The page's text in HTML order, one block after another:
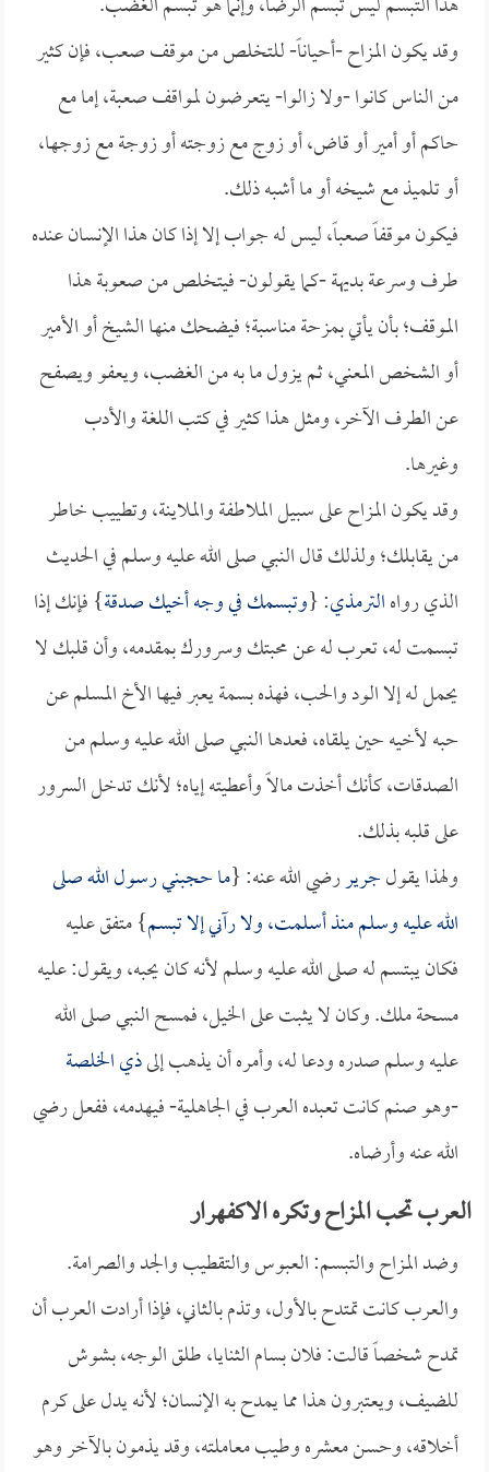
وقد يكون المزاح -أحياناً- للتخلص من موقف صعب، فإن كثير
من الناس كانوا -ولا زالوا- يتعرضون لمواقف صعبة، إما مع
حاكم أو أمير أو قاض، أو زوج مع زوجته أو زوجة مع زوجها،
أو تلميذ مع شيخه أو ما أشبه ذلك.
فيكون موقفاً صعباً، ليس له جواب إلا إذا كان هذا الإنسان عنده
طرف وسرعة بديهة -كما يقولون- فيتخلص من صعوبة هذا
الموقف؛ بأن يأتي بمزحة مناسبة؛ فيضحك منها الشيخ أو الأمير
أو الشخص المعني، ثم يزول ما به من الغضب، ويعفو ويصفح
عن الطرف الآخر، ومثل هذا كثير في كتب اللغة والأدب
وغيرها.
وقد يكون المزاح على سبيل الملاطفة والملاينة، وتطييب خاطر
من يقابلك؛ ولذلك قال النبي صلى الله عليه وسلم في الحديث
الذي رواهالترمذي: {وتبسمك في وجه أخيك صدقة} فإنك إذا
تبسمت له، تعرب له عن محبتك وسرورك بمقدمه، وأن قلبك لا
يحمل له إلا الود والحب، فهذه بسمة يعبر فيها الأخ المسلم عن
حبه لأخيه حين يلقاه، فعدها النبي صلى الله عليه وسلم من
الصدقات، كأنك أخذت مالاً وأعطيته إياه؛ لأنك تدخل السرور
على قلبه بذلك.
ولهذا يقولجريررضي الله عنه: {ما حجبني رسول الله صلى
الله عليه وسلم منذ أسلمت، ولا رآني إلا تبسم} متفق عليه
فكان يبتسم له صلى الله عليه وسلم لأنه كان يحبه، ويقول: عليه
مسحة ملك. وكان لا يثبت على الخيل، فمسح النبي صلى الله
عليه وسلم صدره ودعا له، وأمره أن يذهب إلىذي الخلصة
-وهو صنم كانت تعبده العرب في الجاهلية- فيهدمه، ففعل رضي
الله عنه وأرضاه.
العرب تحب المزاح وتكره الاكفهرار
وضد المزاح والتبسم: العبوس والتقطيب والجد والصرامة.
والعرب كانت تمتدح بالأول، وتذم بالثاني، فإذا أرادت العرب أن
تمدح شخصاً قالت: فلان بسام الثنايا، طلق الوجه، بشوش
للضيف، ويعتبرون هذا مما يمدح به الإنسان؛ لأنه يدل على كرم
أخلاقه، وحسن معشره وطيب معاملته، وقد يذمون بالآخر وهو